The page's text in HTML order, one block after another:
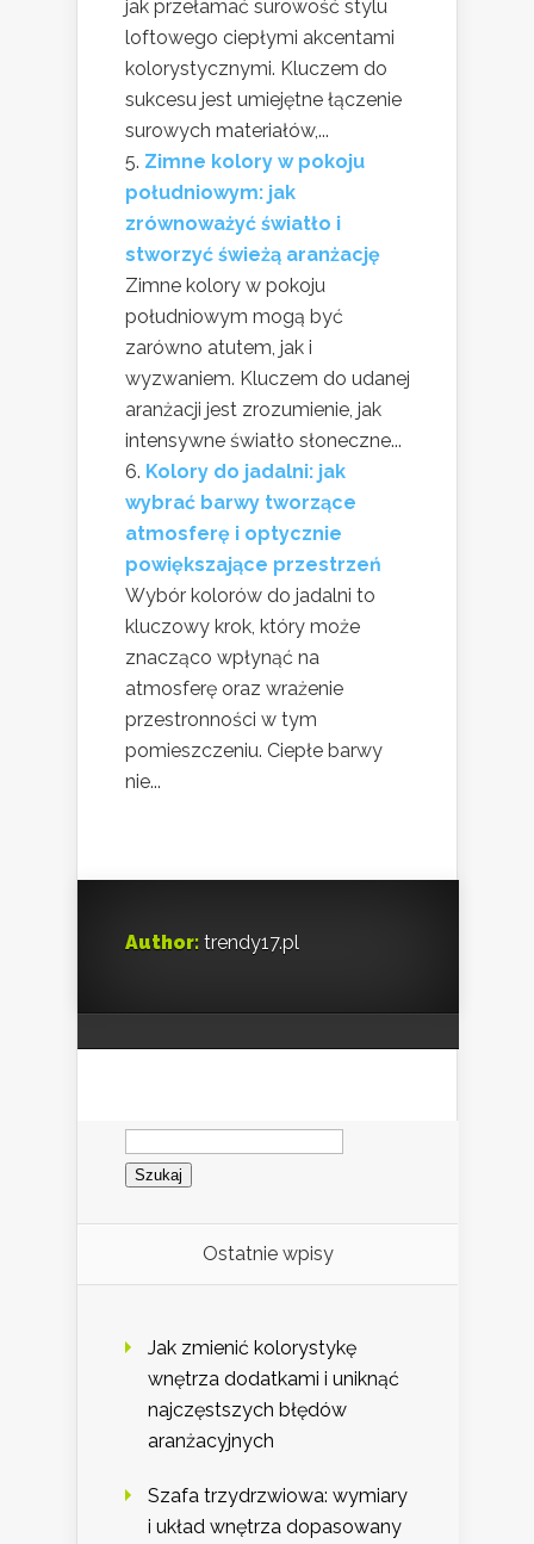
jak przełamać surowość stylu
loftowego ciepłymi akcentami
kolorystycznymi. Kluczem do
sukcesu jest umiejętne łączenie
surowych materiałów,...
Zimne kolory w pokoju
południowym: jak
zrównoważyć światło i
stworzyć świeżą aranżację
Zimne kolory w pokoju
południowym mogą być
zarówno atutem, jak i
wyzwaniem. Kluczem do udanej
aranżacji jest zrozumienie, jak
intensywne światło słoneczne...
Kolory do jadalni: jak
wybrać barwy tworzące
atmosferę i optycznie
powiększające przestrzeń
Wybór kolorów do jadalni to
kluczowy krok, który może
znacząco wpłynąć na
atmosferę oraz wrażenie
przestronności w tym
pomieszczeniu. Ciepłe barwy
nie...
Author: trendy17.pl
Szukaj:
Ostatnie wpisy
Jak zmienić kolorystykę
wnętrza dodatkami i uniknąć
najczęstszych błędów
aranżacyjnych
Szafa trzydrzwiowa: wymiary
i układ wnętrza dopasowany